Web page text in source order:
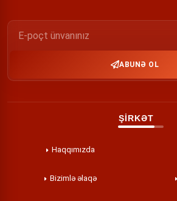
ABUNƏ OL
ŞİRKƏT
Haqqımızda
Bizimlə əlaqə